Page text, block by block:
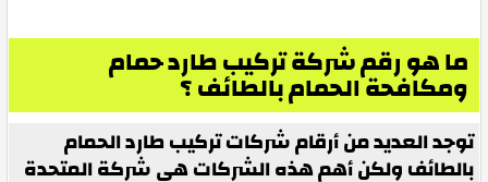
ما هو رقم شركة تركيب طارد حمام
ومكافحة الحمام بالطائف ؟
توجد العديد من أرقام شركات تركيب طارد الحمام
بالطائف ولكن أهم هذه الشركات هي شركة المتحدة